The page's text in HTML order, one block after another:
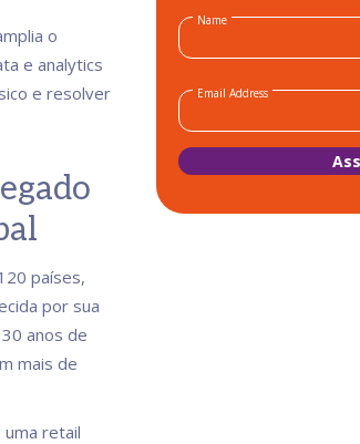
o
e analytics
e resolver
países,
por sua
anos de
mais de
uma retail
Name
Email Address